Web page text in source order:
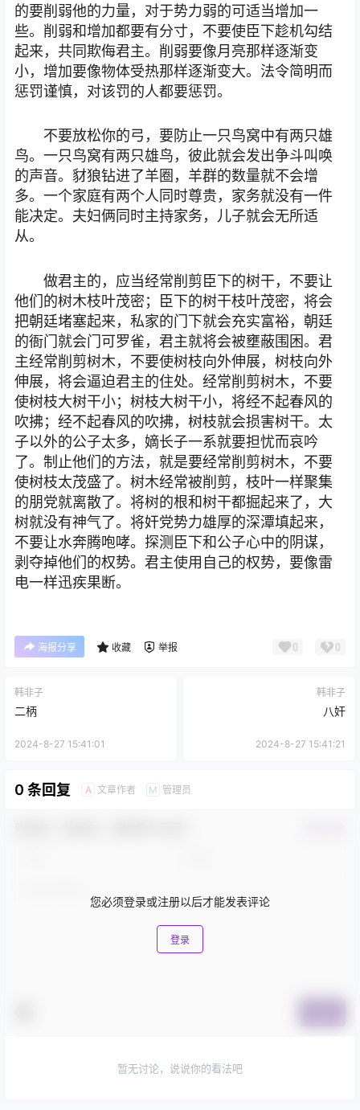
的要削弱他的力量，对于势力弱的可适当增加一
些。削弱和增加都要有分寸，不要使臣下趁机勾结
起来，共同欺侮君主。削弱要像月亮那样逐渐变
小，增加要像物体受热那样逐渐变大。法令简明而
惩罚谨慎，对该罚的人都要惩罚。
不要放松你的弓，要防止一只鸟窝中有两只雄
鸟。一只鸟窝有两只雄鸟，彼此就会发出争斗叫唤
的声音。豺狼钻进了羊圈，羊群的数量就不会增
多。一个家庭有两个人同时尊贵，家务就没有一件
能决定。夫妇俩同时主持家务，儿子就会无所适
从。
做君主的，应当经常削剪臣下的树干，不要让
他们的树木枝叶茂密；臣下的树干枝叶茂密，将会
把朝廷堵塞起来，私家的门下就会充实富裕，朝廷
的衙门就会门可罗雀，君主就将会被壅蔽围困。君
主经常削剪树木，不要使树枝向外伸展，树枝向外
伸展，将会逼迫君主的住处。经常削剪树木，不要
使树枝大树干小；树枝大树干小，将经不起春风的
吹拂；经不起春风的吹拂，树枝就会损害树干。太
子以外的公子太多，嫡长子一系就要担忧而哀吟
了。制止他们的方法，就是要经常削剪树木，不要
使树枝太茂盛了。树木经常被削剪，枝叶一样聚集
的朋党就离散了。将树的根和树干都掘起来了，大
树就没有神气了。将奸党势力雄厚的深潭填起来，
不要让水奔腾咆哮。探测臣下和公子心中的阴谋，
剥夺掉他们的权势。君主使用自己的权势，要像雷
电一样迅疾果断。
海报分享 收藏 举报 0 0
韩非子
二柄
2024-8-27 15:41:01
韩非子
八奸
2024-8-27 15:41:21
0 条回复 A 文章作者 M 管理员
您必须登录或注册以后才能发表评论
登录
暂无讨论，说说你的看法吧